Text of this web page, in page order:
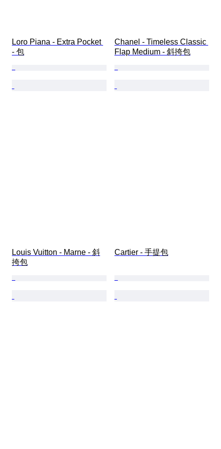
Loro Piana - Extra Pocket
- 包
Chanel - Timeless Classic
Flap Medium - 斜挎包
Louis Vuitton - Marne - 斜
挎包
Cartier - 手提包